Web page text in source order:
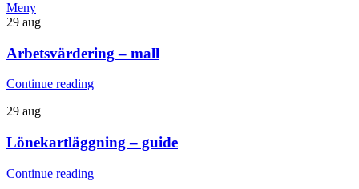
Meny
29 aug
Arbetsvärdering – mall
Continue reading
29 aug
Lönekartläggning – guide
Continue reading